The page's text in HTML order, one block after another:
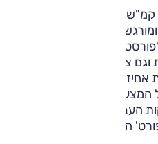
והוא מתקן באופן בולט
הביצועים טובים,
המנוע ייחודי ונעים. זו
הצמיגים, כבר אינה
ומגיבה באופן יותר
הילוכים. שיפורים
הנמרץ יותר.